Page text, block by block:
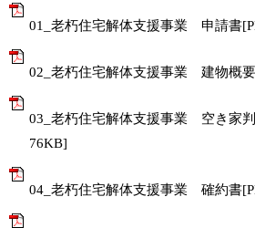
01_老朽住宅解体支援事業 申請書
02_老朽住宅解体支援事業 建物概
03_老朽住宅解体支援事業 空き家判
76KB]
04_老朽住宅解体支援事業 確約書